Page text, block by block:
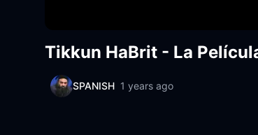
Tikkun HaBrit - La
SPANISH 1 years ago